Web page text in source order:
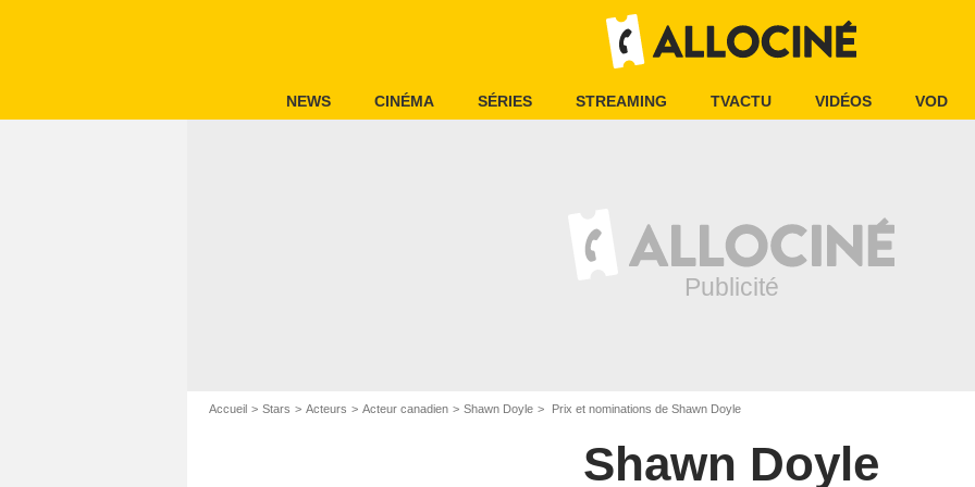
NEWS CINÉMA SÉRIES STREAMING TVACTU VIDÉOS VOD
Accueil Stars Acteurs Acteur canadien Shawn Doyle Prix et nominations de Shawn Doyle
Shawn Doyle